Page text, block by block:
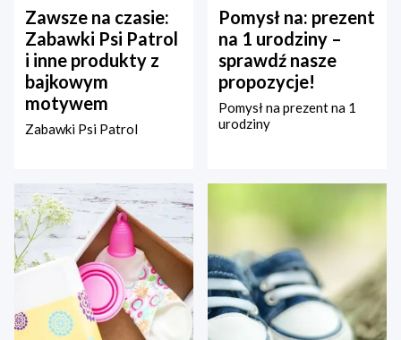
Zawsze na czasie:
Zabawki Psi Patrol
i inne produkty z
bajkowym
motywem
Zabawki Psi Patrol
Pomysł na: prezent
na 1 urodziny –
sprawdź nasze
propozycje!
Pomysł na prezent na 1
urodziny